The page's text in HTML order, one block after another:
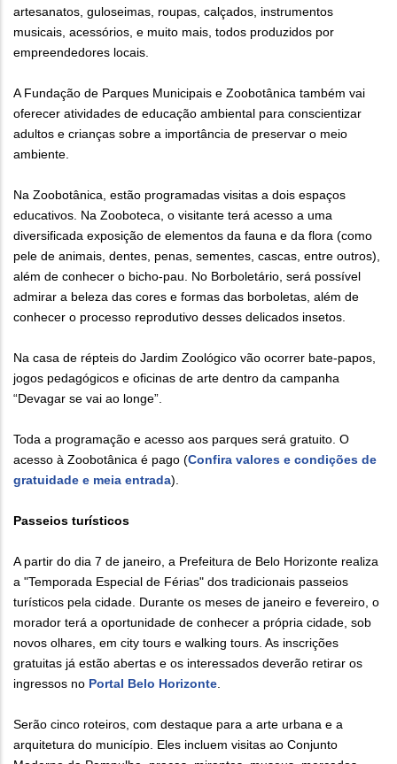
artesanatos, guloseimas, roupas, calçados, instrumentos
musicais, acessórios, e muito mais, todos produzidos por
empreendedores locais.
A Fundação de Parques Municipais e Zoobotânica também vai
oferecer atividades de educação ambiental para conscientizar
adultos e crianças sobre a importância de preservar o meio
ambiente.
Na Zoobotânica, estão programadas visitas a dois espaços
educativos. Na Zooboteca, o visitante terá acesso a uma
diversificada exposição de elementos da fauna e da flora (como
pele de animais, dentes, penas, sementes, cascas, entre outros),
além de conhecer o bicho-pau. No Borboletário, será possível
admirar a beleza das cores e formas das borboletas, além de
conhecer o processo reprodutivo desses delicados insetos.
Na casa de répteis do Jardim Zoológico vão ocorrer bate-papos,
jogos pedagógicos e oficinas de arte dentro da campanha
“Devagar se vai ao longe”.
Toda a programação e acesso aos parques será gratuito. O
acesso à Zoobotânica é pago (Confira valores e condições de
gratuidade e meia entrada).
Passeios turísticos
A partir do dia 7 de janeiro, a Prefeitura de Belo Horizonte realiza
a "Temporada Especial de Férias" dos tradicionais passeios
turísticos pela cidade. Durante os meses de janeiro e fevereiro, o
morador terá a oportunidade de conhecer a própria cidade, sob
novos olhares, em city tours e walking tours. As inscrições
gratuitas já estão abertas e os interessados deverão retirar os
ingressos no Portal Belo Horizonte.
Serão cinco roteiros, com destaque para a arte urbana e a
arquitetura do município. Eles incluem visitas ao Conjunto